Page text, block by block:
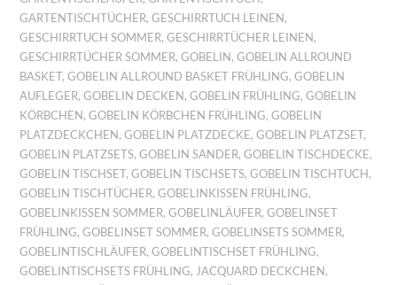
GARTENTISCHTÜCHER,GESCHIRRTUCH LEINEN ,
GESCHIRRTUCH SOMMER,GESCHIRRTÜCHER LEINEN ,
GESCHIRRTÜCHER SOMMER,GOBELIN ,GOBELIN ALLROUND
BASKET,GOBELIN ALLROUND BASKET FRÜHLING,GOBELIN
AUFLEGER,GOBELIN DECKEN ,GOBELIN FRÜHLING,GOBELIN
KÖRBCHEN ,GOBELIN KÖRBCHEN FRÜHLING,GOBELIN
PLATZDECKCHEN ,GOBELIN PLATZDECKE,GOBELIN PLATZSET,
GOBELIN PLATZSETS,GOBELIN SANDER,GOBELIN TISCHDECKE,
GOBELIN TISCHSET,GOBELIN TISCHSETS,GOBELIN TISCHTUCH ,
GOBELIN TISCHTÜCHER,GOBELINKISSEN FRÜHLING,
GOBELINKISSEN SOMMER,GOBELINLÄUFER,GOBELINSET
FRÜHLING,GOBELINSET SOMMER,GOBELINSETS SOMMER,
GOBELINTISCHLÄUFER,GOBELINTISCHSET FRÜHLING,
GOBELINTISCHSETS FRÜHLING, JACQUARD DECKCHEN ,